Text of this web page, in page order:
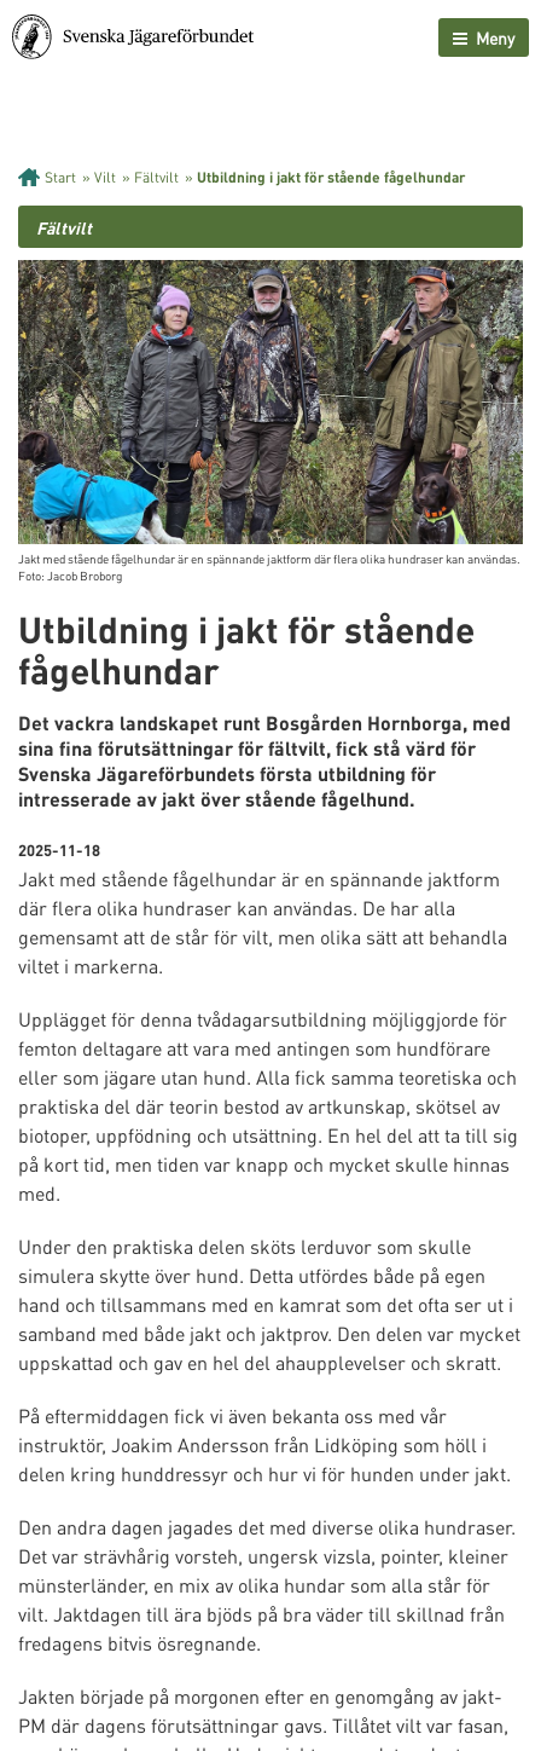
Meny
Start » Vilt » Fältvilt » Utbildning i jakt för stående fågelhundar
Fältvilt
Jakt med stående fågelhundar är en spännande jaktform där flera olika hundraser kan användas.
Foto: Jacob Broborg
Utbildning i jakt för stående
fågelhundar
Det vackra landskapet runt Bosgården Hornborga, med
sina fina förutsättningar för fältvilt, fick stå värd för
Svenska Jägareförbundets första utbildning för
intresserade av jakt över stående fågelhund.
2025-11-18
Jakt med stående fågelhundar är en spännande jaktform
där flera olika hundraser kan användas. De har alla
gemensamt att de står för vilt, men olika sätt att behandla
viltet i markerna.
Upplägget för denna tvådagarsutbildning möjliggjorde för
femton deltagare att vara med antingen som hundförare
eller som jägare utan hund. Alla fick samma teoretiska och
praktiska del där teorin bestod av artkunskap, skötsel av
biotoper, uppfödning och utsättning. En hel del att ta till sig
på kort tid, men tiden var knapp och mycket skulle hinnas
med.
Under den praktiska delen sköts lerduvor som skulle
simulera skytte över hund. Detta utfördes både på egen
hand och tillsammans med en kamrat som det ofta ser ut i
samband med både jakt och jaktprov. Den delen var mycket
uppskattad och gav en hel del ahaupplevelser och skratt.
På eftermiddagen fick vi även bekanta oss med vår
instruktör, Joakim Andersson från Lidköping som höll i
delen kring hunddressyr och hur vi för hunden under jakt.
Den andra dagen jagades det med diverse olika hundraser.
Det var strävhårig vorsteh, ungersk vizsla, pointer, kleiner
münsterländer, en mix av olika hundar som alla står för
vilt. Jaktdagen till ära bjöds på bra väder till skillnad från
fredagens bitvis ösregnande.
Jakten började på morgonen efter en genomgång av jakt-
PM där dagens förutsättningar gavs. Tillåtet vilt var fasan,